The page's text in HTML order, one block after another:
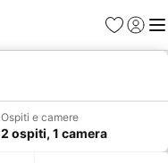
PreferitiAccedi
Ospiti e camere
2 ospiti, 1 camera